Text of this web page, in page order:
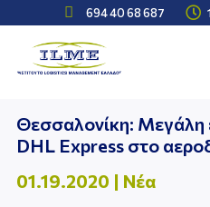
 694 40 68 687 
Θεσσαλονίκη: Μεγάλη
DHL Express στο
01.19.2020 | Νέα